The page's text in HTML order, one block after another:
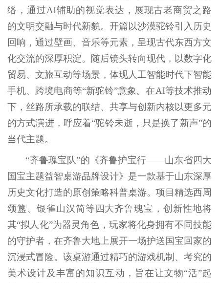
络，通过AI辅助的视觉表达，展现古老商贸之路
的文明交融与时代新貌。开篇以沙漠驼铃引入历史
回响，通过壁画、音乐等元素，呈现古代东西方文
化交流的深厚积淀。随后镜头转向现代，以数字化
贸易、文旅互动等场景，体现人工智能时代下智能
手机、跨境电商等“新驼铃”意象。在AI等技术推动
下，丝路所承载的联结、共享与创新内核以更多元
的方式演进，呼应着“驼铃未逝，只是换了新声”的
当代主题。
“齐鲁瑰宝队”的《齐鲁护宝行——山东省四大
国宝主题益智桌游品牌设计》是一款基于山东深厚
历史文化打造的原创策略科普桌游。项目精选西周
颂簋、银雀山汉简等四大齐鲁瑰宝，创新性地将
其“拟人化”为器灵角色，玩家将化身拥有不同技能
的守护者，在齐鲁大地上展开一场护送国宝回家的
沉浸式冒险。该桌游通过精巧的游戏机制、考究的
美术设计及丰富的知识互动，旨在让文物“活”起